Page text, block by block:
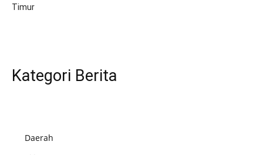
Timur
Kategori Berita
Daerah